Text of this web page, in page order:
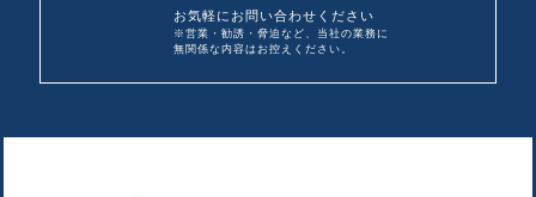
お気軽にお問い合わせください
※営業・勧誘・脅迫など、当社の業務に
無関係な内容は お控えください。